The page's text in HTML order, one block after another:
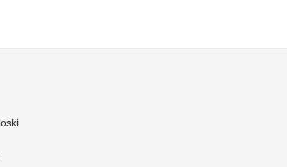
opiekunowie
pracownicy
mienia
technologie w pracy Policji